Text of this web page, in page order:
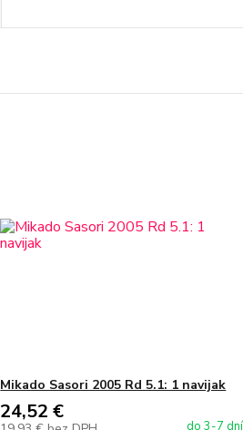
Mikado Sasori 2005 Rd 5.1: 1 navijak
24,52 €
do 3-7 dní